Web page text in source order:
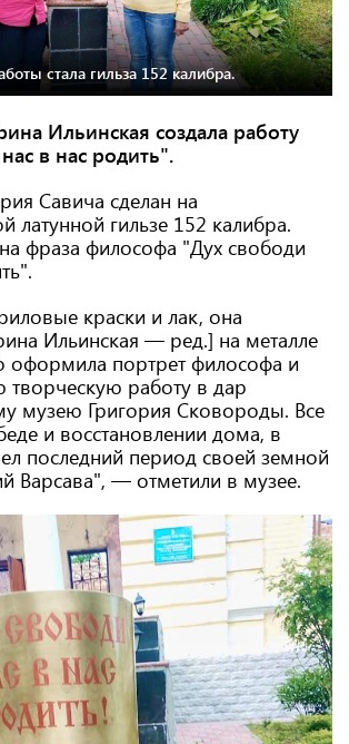
стала гильза 152 калибра.
Ильинская создала работу
в нас родить".
Савича сделан на
латунной гильзе 152 калибра.
фраза философа "Дух свободи
краски и лак, она
Ильинская — ред.] на металле
оформила портрет философа и
творческую работу в дар
музею Григория Сковороды. Все
и восстановлении дома, в
последний период своей земной
Варсава", — отметили в музее.